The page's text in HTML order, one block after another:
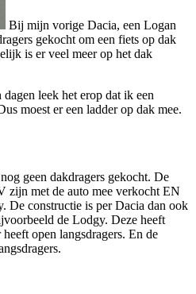
Bij mijn vorige Dacia, een Logan
gekocht om een fiets op dak
is er veel meer op het dak
leek het erop dat ik een
moest er een ladder op dak mee.
geen dakdragers gekocht. De
zijn met de auto mee verkocht EN
De constructie is per Dacia dan ook
de Lodgy. Deze heeft
open langsdragers. En de